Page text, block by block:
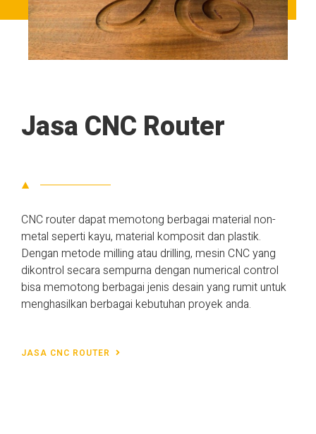
Jasa CNC Router
CNC router dapat memotong berbagai material non-
metal seperti kayu, material komposit dan plastik.
Dengan metode milling atau drilling, mesin CNC yang
dikontrol secara sempurna dengan numerical control
bisa memotong berbagai jenis desain yang rumit untuk
menghasilkan berbagai kebutuhan proyek anda.
JASA CNC ROUTER